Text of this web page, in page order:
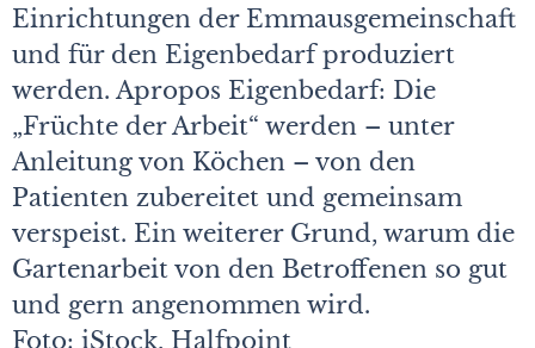
Einrichtungen der Emmausgemeinschaft
und für den Eigenbedarf produziert
werden. Apropos Eigenbedarf: Die
„Früchte der Arbeit“ werden – unter
Anleitung von Köchen – von den
Patienten zubereitet und gemeinsam
verspeist. Ein weiterer Grund, warum die
Gartenarbeit von den Betroffenen so gut
und gern angenommen wird.
Foto: iStock, Halfpoint